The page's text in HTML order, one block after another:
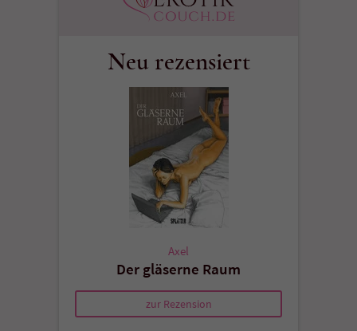
Neu rezensiert
Axel
Der gläserne Raum
zur Rezension